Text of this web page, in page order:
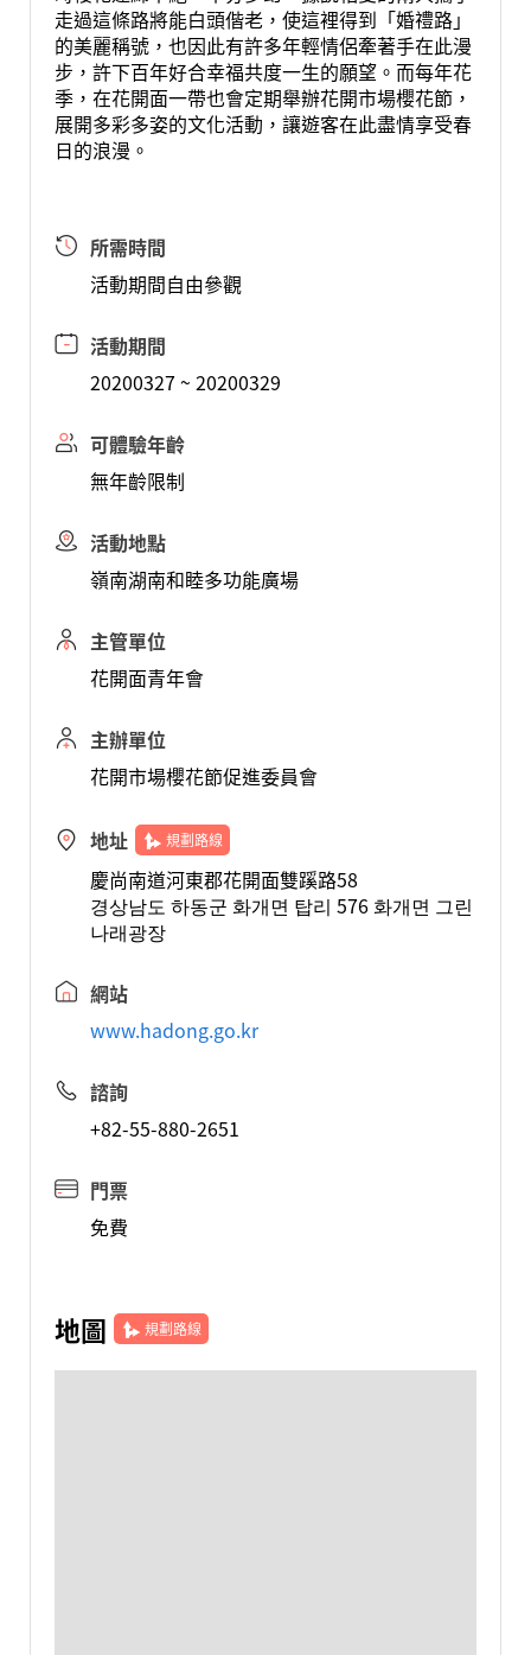
走過這條路將能白頭偕老，使這裡得到「婚禮路」
的美麗稱號，也因此有許多年輕情侶牽著手在此漫
步，許下百年好合幸福共度一生的願望。而每年花
季，在花開面一帶也會定期舉辦花開市場櫻花節，
展開多彩多姿的文化活動，讓遊客在此盡情享受春
日的浪漫。
所需時間
活動期間自由參觀
活動期間
20200327 ~ 20200329
可體驗年齡
無年齡限制
活動地點
嶺南湖南和睦多功能廣場
主管單位
花開面青年會
主辦單位
花開市場櫻花節促進委員會
地址 規劃路線
慶尚南道河東郡花開面雙蹊路58
경상남도 하동군 화개면 탑리 576 화개면 그린
나래광장
網站
www.hadong.go.kr
諮詢
+82-55-880-2651
門票
免費
地圖 規劃路線